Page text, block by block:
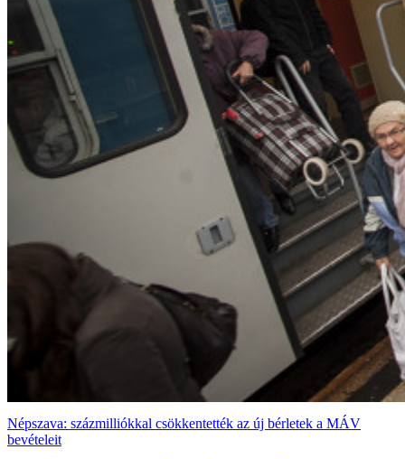
Népszava: százmilliókkal csökkentették az új bérletek a MÁV
bevételeit